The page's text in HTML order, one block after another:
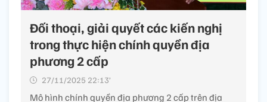
Đối thoại, giải quyết các kiến nghị
trong thực hiện chính quyền địa
phương 2 cấp
27/11/2025 22:13’
Mô hình chính quyền địa phương 2 cấp trên địa